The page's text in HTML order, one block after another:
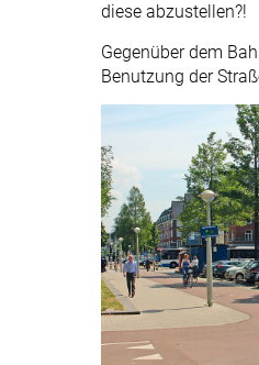
diese abzustellen?!
Gegenüber dem
Benutzung der